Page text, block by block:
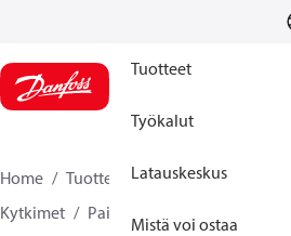
Tuotteet
Työkalut
Latauskeskus
Mistä voi ostaa
Home Tuotteet
Climate Solutions
Kytkimet
Painekytkimet